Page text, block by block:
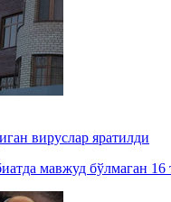
вируслар яратилди
мавжуд бўлмаган